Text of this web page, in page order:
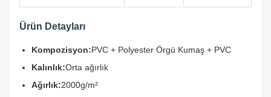
Ürün Detayları
Kompozisyon:PVC + Polyester Örgü Kumaş + PVC
Kalınlık:Orta ağırlık
Ağırlık:2000g/m²